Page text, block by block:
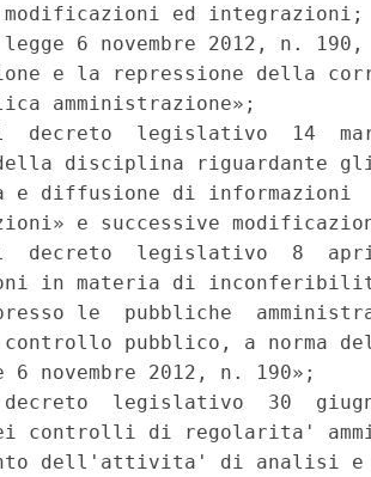
modificazioni ed
6 novembre 2012, n.
e la repressione della
amministrazione»;
decreto  legislativo  14
della disciplina riguardante
e diffusione di
e successive
decreto  legislativo  8
in materia di
le  pubbliche
pubblico, a norma
6 novembre 2012, n. 190»;
legislativo  30
controlli di regolarita'
dell'attivita' di analisi e